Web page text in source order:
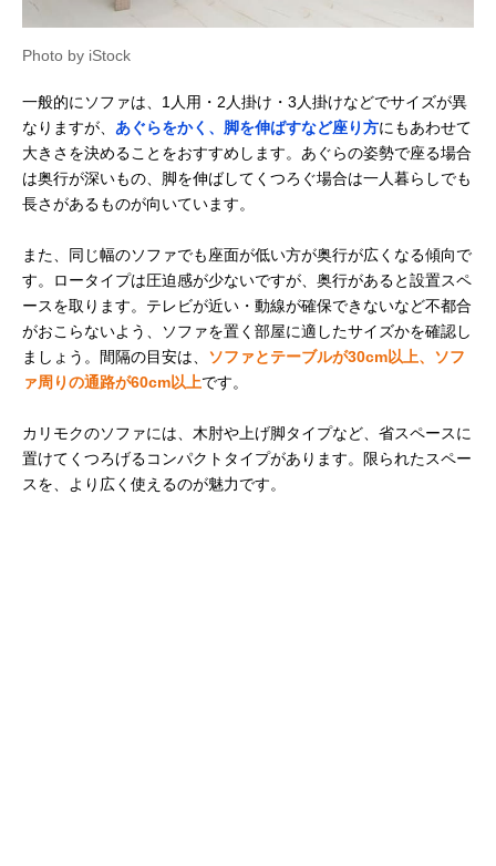
Photo by iStock
一般的にソファは、1人用・2人掛け・3人掛けなどでサイズが異
なりますが、 あぐらをかく、脚を伸ばすなど座り方にもあわせて
大きさを決めることをおすすめします。あぐらの姿勢で座る場合
は奥行が深いもの、脚を伸ばしてくつろぐ場合は一人暮らしでも
長さがあるものが向いています。
また、同じ幅のソファでも座面が低い方が奥行が広くなる傾向で
す。ロータイプは圧迫感が少ないですが、奥行があると設置スペ
ースを取ります。テレビが近い・動線が確保できないなど不都合
がおこらないよう、ソファを置く部屋に適したサイズかを確認し
ましょう。間隔の目安は、
ソファとテーブルが30cm以上、ソフ
ァ周りの通路が60cm以上です。
カリモクのソファには、木肘や上げ脚タイプなど、省スペースに
置けてくつろげるコンパクトタイプがあります。限られたスペー
スを、より広く使えるのが魅力です。